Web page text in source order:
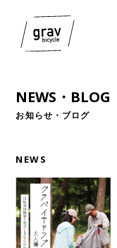
NEWS・BLOG
お知らせ・ブログ
NEWS